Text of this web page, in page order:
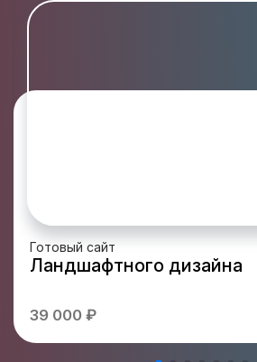
Готовый сайт
Ландшафтного дизайна
39 000 ₽